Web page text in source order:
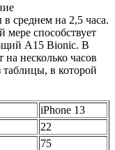
среднем на 2,5 часа.
мере способствует
A15 Bionic. В
на несколько часов
в которой
iPhone 13
22
75